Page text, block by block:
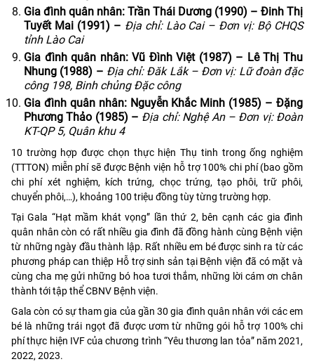
Gia đình quân nhân: Trần Thái Dương (1990) – Đinh Thị
Tuyết Mai (1991) – Địa chỉ: Lào Cai – Đơn vị: Bộ CHQS
tỉnh Lào Cai
Gia đình quân nhân: Vũ Đình Việt (1987) – Lê Thị Thu
Nhung (1988) – Địa chỉ: Đăk Lắk – Đơn vị: Lữ đoàn đặc
công 198, Binh chủng Đặc công
Gia đình quân nhân: Nguyễn Khắc Minh (1985) – Đặng
Phương Thảo (1985) – Địa chỉ: Nghệ An – Đơn vị: Đoàn
KT-QP 5, Quân khu 4
10 trường hợp được chọn thực hiện Thụ tinh trong ống nghiệm
(TTTON) miễn phí sẽ được Bệnh viện hỗ trợ 100% chi phí (bao gồm
chi phí xét nghiệm, kích trứng, chọc trứng, tạo phôi, trữ phôi,
chuyển phôi,…), khoảng 100 triệu đồng tùy từng trường hợp.
Tại Gala “Hạt mầm khát vọng” lần thứ 2, bên cạnh các gia đình
quân nhân còn có rất nhiều gia đình đã đồng hành cùng Bệnh viện
từ những ngày đầu thành lập. Rất nhiều em bé được sinh ra từ các
phương pháp can thiệp Hỗ trợ sinh sản tại Bệnh viện đã có mặt và
cùng cha mẹ gửi những bó hoa tươi thắm, những lời cám ơn chân
thành tới tập thể CBNV Bệnh viện.
Gala còn có sự tham gia của gần 30 gia đình quân nhân với các em
bé là những trái ngọt đã được ươm từ những gói hỗ trợ 100% chi
phí thực hiện IVF của chương trình “Yêu thương lan tỏa” năm 2021,
2022, 2023.